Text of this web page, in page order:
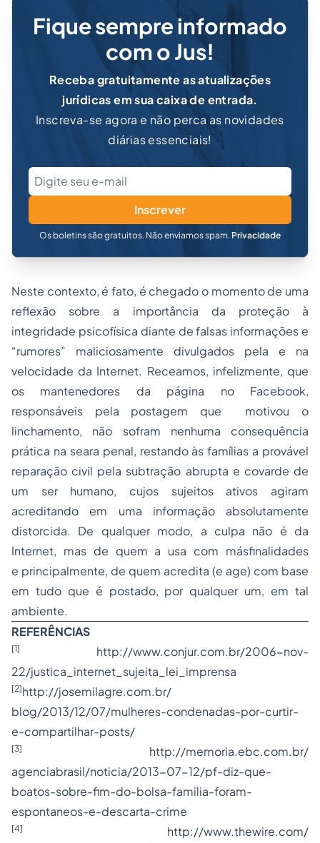
Fique sempre informado
com o Jus!
Receba gratuitamente as atualizações
jurídicas em sua caixa de entrada.
Inscreva-se agora e não perca as novidades
diárias essenciais!
Inscrever
Os boletins são gratuitos. Não enviamos spam. Privacidade
Neste contexto, é fato, é chegado o momento de uma
reflexão sobre a importância da proteção à
integridade psicofísica diante de falsas informações e
“rumores” maliciosamente divulgados pela e na
velocidade da Internet. Receamos, infelizmente, que
os mantenedores da página no Facebook,
responsáveis pela postagem que motivou o
linchamento, não sofram nenhuma consequência
prática na seara penal, restando às famílias a provável
reparação civil pela subtração abrupta e covarde de
um ser humano, cujos sujeitos ativos agiram
acreditando em uma informação absolutamente
distorcida. De qualquer modo, a culpa não é da
Internet, mas de quem a usa com másfinalidades
e principalmente, de quem acredita (e age) com base
em tudo que é postado, por qualquer um, em tal
ambiente.
REFERÊNCIAS
[1] http://www.conjur.com.br/2006-nov-
22/justica_internet_ sujeita_lei_imprensa
[2]http://josemilagre.com.br/
blog/2013/12/07/mulheres-condenadas-por-curtir-
e-compartilhar-posts/
[3]
http://memoria.ebc.com.br/
agenciabrasil/noticia/2013-07-12/pf-diz-que-
boatos-sobre-fim-do-bolsa-familia-foram-
espontaneos-e-descarta-crime
[4]
http://www.thewire.com/